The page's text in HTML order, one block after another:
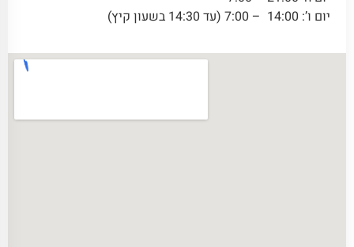
יום ו’: 14:00 – 7:00 (עד 14:30 בשעון קיץ)